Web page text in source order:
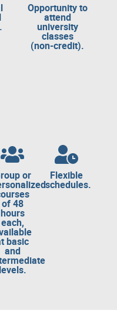
Opportunity to
attend
university
classes
(non-credit).
or
of 48
hours
each,
basic
and
levels.
Flexible
schedules.